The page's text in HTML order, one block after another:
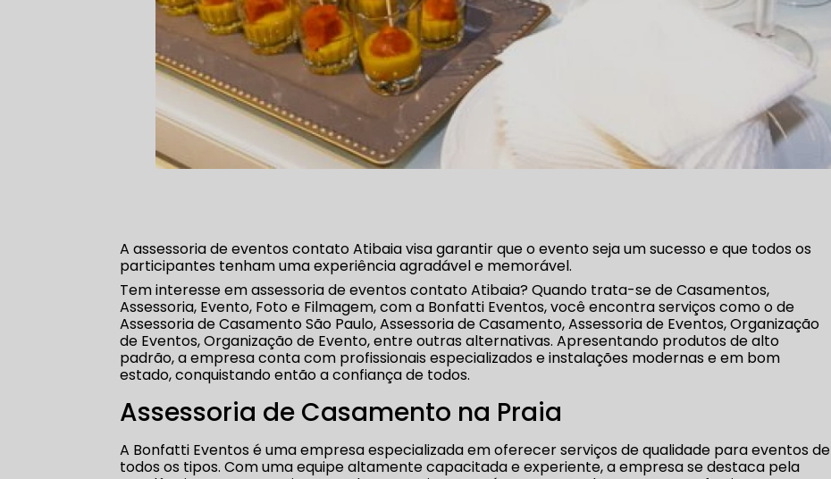
A assessoria de eventos contato Atibaia visa garantir que o evento seja um sucesso e que todos os
participantes tenham uma experiência agradável e memorável.
Tem interesse em assessoria de eventos contato Atibaia? Quando trata-se de Casamentos,
Assessoria, Evento, Foto e Filmagem, com a Bonfatti Eventos, você encontra serviços como o de
Assessoria de Casamento São Paulo, Assessoria de Casamento, Assessoria de Eventos, Organização
de Eventos, Organização de Evento, entre outras alternativas. Apresentando produtos de alto
padrão, a empresa conta com profissionais especializados e instalações modernas e em bom
estado, conquistando então a confiança de todos.
Assessoria de Casamento na Praia
A Bonfatti Eventos é uma empresa especializada em oferecer serviços de qualidade para eventos de
todos os tipos. Com uma equipe altamente capacitada e experiente, a empresa se destaca pela